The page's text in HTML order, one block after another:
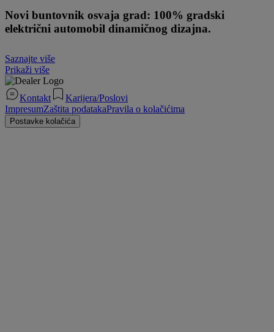
Novi buntovnik osvaja grad: 100% gradski
električni automobil dinamičnog dizajna.
Saznajte više
Prikaži više
Kontakt
Karijera/Poslovi
ImpresumZaštita podatakaPravila o kolačićima
Postavke kolačića